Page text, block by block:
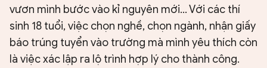
vươn mình bước vào kỉ nguyên mới... Với các thí
sinh 18 tuổi, việc chọn nghề, chọn ngành, nhận giấy
báo trúng tuyển vào trường mà mình yêu thích còn
là việc xác lập ra lộ trình hợp lý cho thành công.